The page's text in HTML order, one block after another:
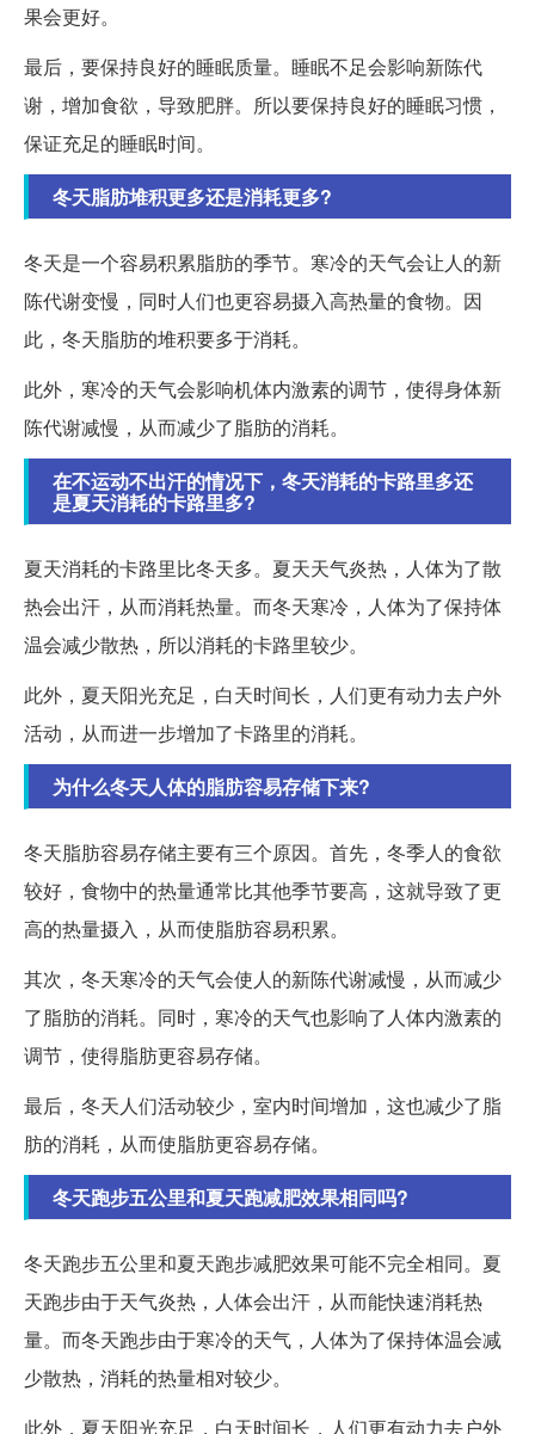
果会更好。
最后，要保持良好的睡眠质量。睡眠不足会影响新陈代
谢，增加食欲，导致肥胖。所以要保持良好的睡眠习惯，
保证充足的睡眠时间。
冬天脂肪堆积更多还是消耗更多?
冬天是一个容易积累脂肪的季节。寒冷的天气会让人的新
陈代谢变慢，同时人们也更容易摄入高热量的食物。因
此，冬天脂肪的堆积要多于消耗。
此外，寒冷的天气会影响机体内激素的调节，使得身体新
陈代谢减慢，从而减少了脂肪的消耗。
在不运动不出汗的情况下，冬天消耗的卡路里多还
是夏天消耗的卡路里多?
夏天消耗的卡路里比冬天多。夏天天气炎热，人体为了散
热会出汗，从而消耗热量。而冬天寒冷，人体为了保持体
温会减少散热，所以消耗的卡路里较少。
此外，夏天阳光充足，白天时间长，人们更有动力去户外
活动，从而进一步增加了卡路里的消耗。
为什么冬天人体的脂肪容易存储下来?
冬天脂肪容易存储主要有三个原因。首先，冬季人的食欲
较好，食物中的热量通常比其他季节要高，这就导致了更
高的热量摄入，从而使脂肪容易积累。
其次，冬天寒冷的天气会使人的新陈代谢减慢，从而减少
了脂肪的消耗。同时，寒冷的天气也影响了人体内激素的
调节，使得脂肪更容易存储。
最后，冬天人们活动较少，室内时间增加，这也减少了脂
肪的消耗，从而使脂肪更容易存储。
冬天跑步五公里和夏天跑减肥效果相同吗?
冬天跑步五公里和夏天跑步减肥效果可能不完全相同。夏
天跑步由于天气炎热，人体会出汗，从而能快速消耗热
量。而冬天跑步由于寒冷的天气，人体为了保持体温会减
少散热，消耗的热量相对较少。
此外，夏天阳光充足，白天时间长，人们更有动力去户外